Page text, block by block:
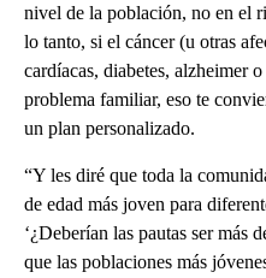
nivel de la población, no en el
lo tanto, si el cáncer (u otras
cardíacas, diabetes, alzheimer
problema familiar, eso te
un plan personalizado.
“Y les diré que toda la
de edad más joven para
‘¿Deberían las pautas ser más
que las poblaciones más